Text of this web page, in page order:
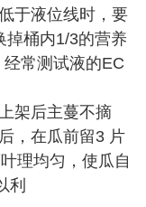
于液位线时，要
掉桶内1/3的营养
常测试液的EC
架后主蔓不摘
，在瓜前留3 片
理均匀，使瓜自
利